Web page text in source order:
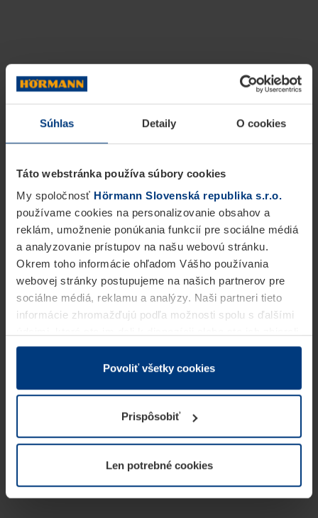
Súhlas Detaily O cookies
Táto webstránka používa súbory cookies
My spoločnosť Hörmann Slovenská republika s.r.o.
používame cookies na personalizovanie obsahov a
reklám, umožnenie ponúkania funkcií pre sociálne médiá
a analyzovanie prístupov na našu webovú stránku.
Okrem toho informácie ohľadom Vášho používania
webovej stránky postupujeme na našich partnerov pre
sociálne médiá, reklamu a analýzy. Naši partneri tieto
informácie zhromažďujú podľa možnosti spolu s ďalšími
v rámci Vášho využívania služieb.
Z právneho hľadiska môžeme cookies ukladať na Vašom
prevádzku tejto stránky. Pre všetky ostatné typy cookie
potrebujeme Vaše povolenie. Vaše povolenie môžete
kedykoľvek zmeniť alebo odvolať vo vysvetlení cookie
našej webovej stránky.
Povoliť všetky cookies
Prispôsobiť
Len potrebné cookies